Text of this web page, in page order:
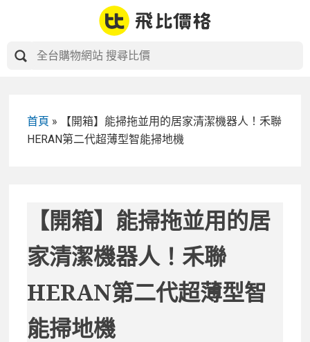
首頁 »
【開箱】能掃拖並用的居家清潔機器人！禾聯
HERAN第二代超薄型智能掃地機
【開箱】能掃拖並用的居
家清潔機器人！禾聯
HERAN第二代超薄型智
能掃地機